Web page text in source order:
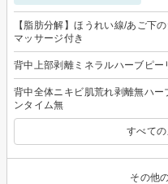
【脂肪分解】ほうれい線/あご下
マッサージ付き
背中上部剥離ミネラルハーブピー
背中全体ニキビ肌荒れ剥離無ハ
ンタイム無
すべて
その他